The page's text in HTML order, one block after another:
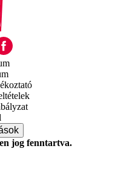
jog fenntartva.